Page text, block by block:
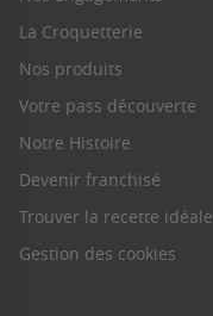
La Croquetterie
Nos produits
Votre pass découverte
Notre Histoire
Devenir franchisé
Trouver la recette idéale
Gestion des cookies